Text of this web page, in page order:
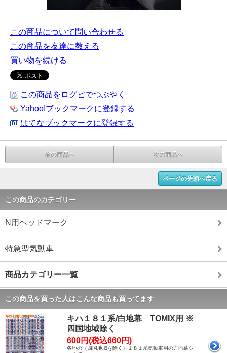
この商品について問い合わせる
この商品を友達に教える
買い物を続ける
この商品をログピでつぶやく
Yahoo!ブックマークに登録する
はてなブックマークに登録する
前の商品へ 次の商品へ
ページの先頭へ戻る
この商品のカテゴリー
N用ヘッドマーク
特急型気動車
商品カテゴリー一覧
この商品を買った人はこんな商品も買ってます
キハ１８１系/白地幕 TOMIX用 ※
四国地域除く
600円(税込660円)
各地の（四国地域を除く）１８１系気動車用の方向幕シ